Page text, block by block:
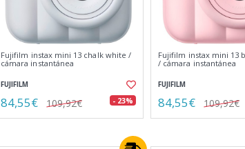
Fujifilm instax mini 13 chalk white /
cámara instantánea
FUJIFILM
84,55€ 109,92€ - 23%
Fujifilm instax mini 13
/ cámara instantánea
FUJIFILM
84,55€ 109,92€